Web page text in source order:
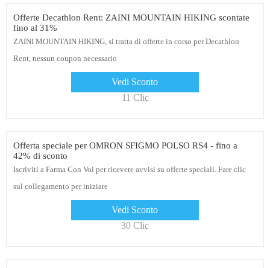
Offerte Decathlon Rent: ZAINI MOUNTAIN HIKING scontate
fino al 31%
ZAINI MOUNTAIN HIKING, si tratta di offerte in corso per Decathlon
Rent, nessun coupon necessario
Vedi Sconto
11 Clic
Offerta speciale per OMRON SFIGMO POLSO RS4 - fino a
42% di sconto
Iscriviti a Farma Con Voi per ricevere avvisi su offerte speciali. Fare clic
sul collegamento per iniziare
Vedi Sconto
30 Clic